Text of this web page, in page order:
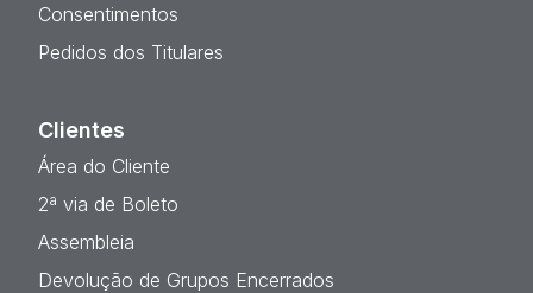
Consentimentos
Pedidos dos Titulares
Clientes
Área do Cliente
2ª via de Boleto
Assembleia
Devolução de Grupos Encerrados